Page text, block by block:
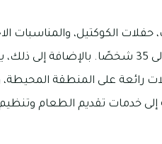
الكوكتيل، والمناسبات
رائعة على المنطقة
إلى خدمات تقديم الطعام